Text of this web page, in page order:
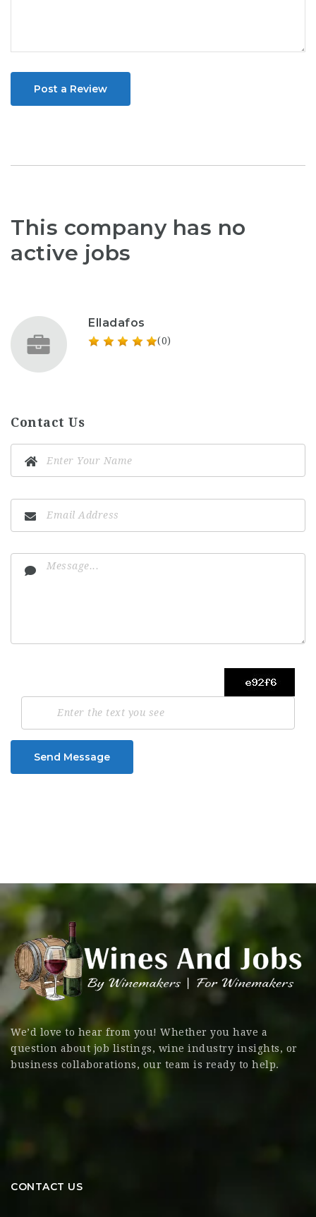
Post a Review
This company has no
active jobs
Elladafos
(0)
Contact Us
Send Message
We’d love to hear from you! Whether you have a
question about job listings, wine industry insights, or
business collaborations, our team is ready to help.
CONTACT US